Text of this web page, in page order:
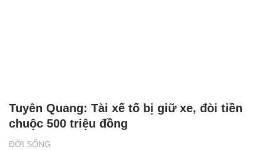
ĐỜI SỐNG
Tuyên Quang: Tài xế tố bị giữ xe, đòi tiền
chuộc 500 triệu đồng